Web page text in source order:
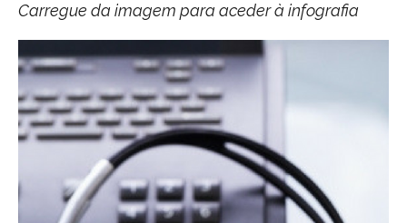
Carregue da imagem para aceder à infografia